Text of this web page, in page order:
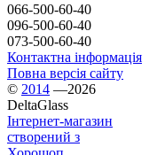
066-500-60-40
096-500-60-40
073-500-60-40
Контактна інформація
Повна версія сайту
© 2014 —2026
DeltaGlass
Інтернет-магазин
створений з